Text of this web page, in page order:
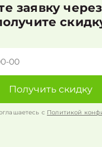
заявку
Получить скидку
с Политикой